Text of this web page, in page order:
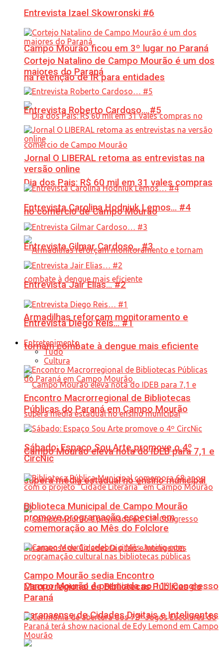
Campo Mourão ficou em 3º lugar no Paraná
na retenção de IR para entidades
Dia dos Pais: R$ 60 mil em 31 vales compras
no comércio de Campo Mourão
Armadilhas reforçam monitoramento e
tornam combate à dengue mais eficiente
Campo Mourão eleva nota do IDEB para 7,1 e
supera média estadual no ensino municipal
Campo Mourão é premiada no 11º Congresso
Paranaense de Cidades Digitais e Inteligentes
Entrevista Izael Skowronski #6
Cortejo Natalino de Campo Mourão é um dos
maiores do Paraná
Entrevista Roberto Cardoso… #5
Jornal O LIBERAL retoma as entrevistas na
versão online
Entrevista Carolina Hodniuk Lemos… #4
Entrevista Gilmar Cardoso… #3
Entrevista Jair Elias… #2
Entrevista Diego Reis… #1
Entretenimento
Tudo
Cultura
Encontro Macrorregional de Bibliotecas
Públicas do Paraná em Campo Mourão
Sábado: Espaço Sou Arte promove o 4º
CircNic
Biblioteca Municipal de Campo Mourão
promove programação especial em
comemoração ao Mês do Folclore
Campo Mourão sedia Encontro
Macrorregional de Bibliotecas Públicas do
Paraná